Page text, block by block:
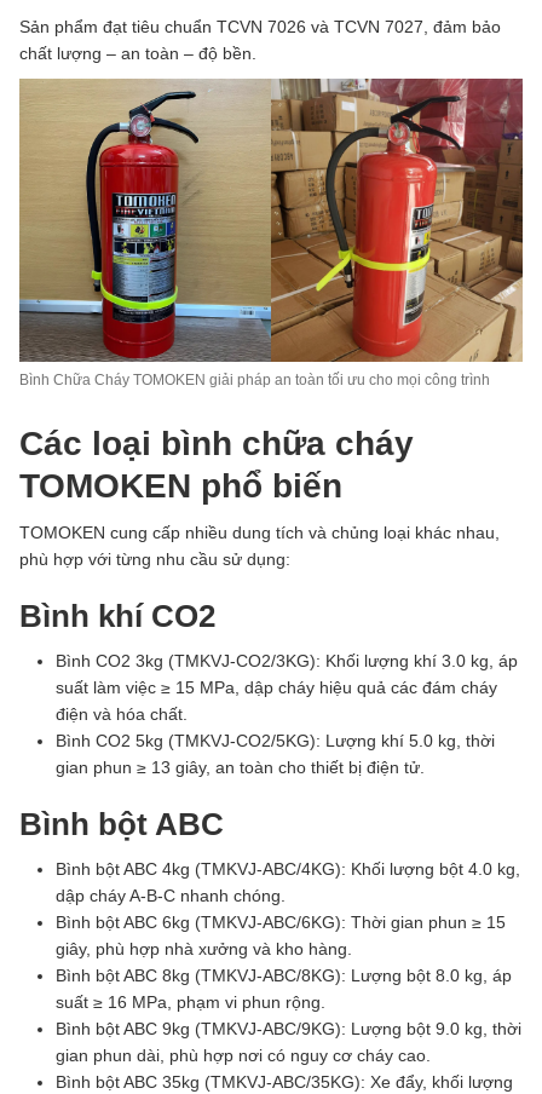
Sản phẩm đạt tiêu chuẩn TCVN 7026 và TCVN 7027, đảm bảo
chất lượng – an toàn – độ bền.
Bình Chữa Cháy TOMOKEN giải pháp an toàn tối ưu cho mọi công trình
Các loại bình chữa cháy
TOMOKEN phổ biến
TOMOKEN cung cấp nhiều dung tích và chủng loại khác nhau,
phù hợp với từng nhu cầu sử dụng:
Bình khí CO2
Bình CO2 3kg (TMKVJ-CO2/3KG): Khối lượng khí 3.0 kg, áp
suất làm việc ≥ 15 MPa, dập cháy hiệu quả các đám cháy
điện và hóa chất.
Bình CO2 5kg (TMKVJ-CO2/5KG): Lượng khí 5.0 kg, thời
gian phun ≥ 13 giây, an toàn cho thiết bị điện tử.
Bình bột ABC
Bình bột ABC 4kg (TMKVJ-ABC/4KG): Khối lượng bột 4.0 kg,
dập cháy A-B-C nhanh chóng.
Bình bột ABC 6kg (TMKVJ-ABC/6KG): Thời gian phun ≥ 15
giây, phù hợp nhà xưởng và kho hàng.
Bình bột ABC 8kg (TMKVJ-ABC/8KG): Lượng bột 8.0 kg, áp
suất ≥ 16 MPa, phạm vi phun rộng.
Bình bột ABC 9kg (TMKVJ-ABC/9KG): Lượng bột 9.0 kg, thời
gian phun dài, phù hợp nơi có nguy cơ cháy cao.
Bình bột ABC 35kg (TMKVJ-ABC/35KG): Xe đẩy, khối lượng